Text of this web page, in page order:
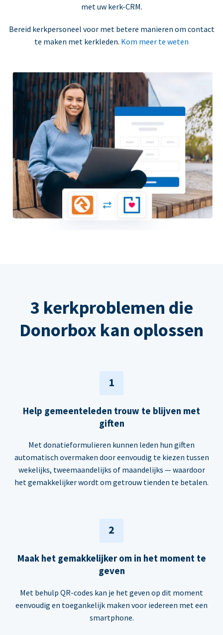
met uw kerk-CRM.
Bereid kerkpersoneel voor met betere manieren om contact
te maken met kerkleden. Kom meer te weten
3 kerkproblemen die
Donorbox kan oplossen
1
Help gemeenteleden trouw te blijven met
giften
Met donatieformulieren kunnen leden hun giften
automatisch overmaken door eenvoudig te kiezen tussen
wekelijks, tweemaandelijks of maandelijks — waardoor
het gemakkelijker wordt om getrouw tienden te betalen.
2
Maak het gemakkelijker om in het moment te
geven
Met behulp QR-codes kan je het geven op dit moment
eenvoudig en toegankelijk maken voor iedereen met een
smartphone.